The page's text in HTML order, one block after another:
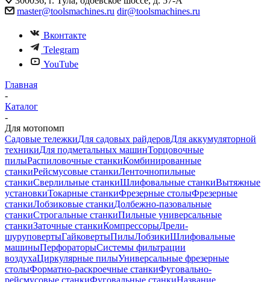
master@toolsmachines.ru dir@toolsmachines.ru
Вконтакте
Telegram
YouTube
Главная
-
Каталог
-
Для мотопомп
Садовые тележкиДля садовых райдеровДля аккумуляторной
техникиДля подметальных машинТорцовочные
пилыРаспиловочные станкиКомбинированные
станкиРейсмусовые станкиЛенточнопильные
станкиСверлильные станкиШлифовальные станкиВытяжные
установкиТокарные станкиФрезерные столыФрезерные
станкиЛобзиковые станкиДолбежно-пазовальные
станкиСтрогальные станкиПильные универсальные
станкиЗаточные станкиКомпрессорыДрели-
шуруповертыГайковертыПилыЛобзикиШлифовальные
машиныПерфораторыСистемы фильтрации
воздухаЦиркулярные пилыУниверсальные фрезерные
столыФорматно-раскроечные станкиФуговально-
рейсмусовые станкиФуговальные станкиНазвание